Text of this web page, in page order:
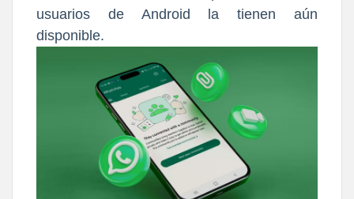
usuarios de Android la tienen aún
disponible.